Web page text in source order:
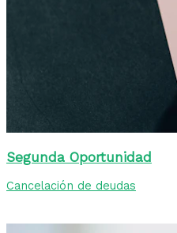
Segunda Oportunidad
Cancelación de deudas